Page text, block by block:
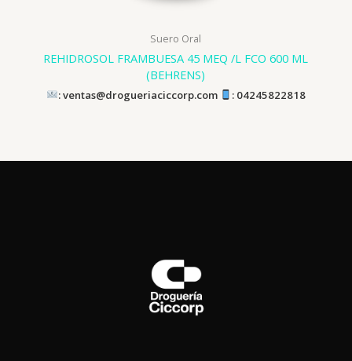
Suero Oral
REHIDROSOL FRAMBUESA 45 MEQ /L FCO 600 ML
(BEHRENS)
: ventas@drogueriaciccorp.com : 04245822818